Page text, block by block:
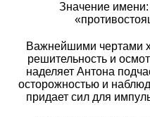
Значение
Важнейшими чертами
решительность и
наделяет Антона
осторожностью и
придает сил для